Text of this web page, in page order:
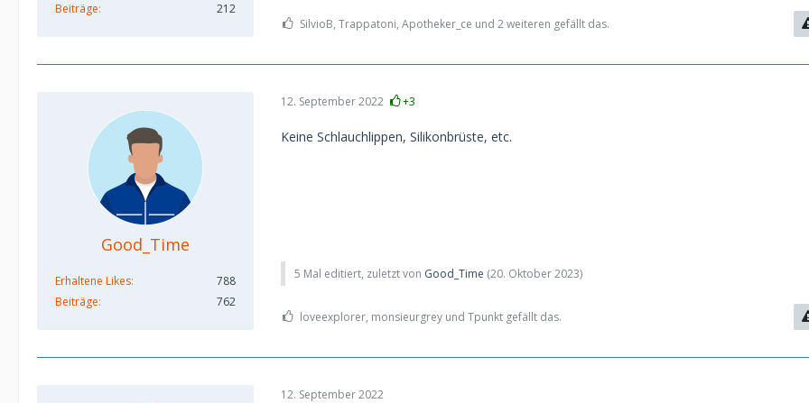
Beiträge
212
SilvioB, Trappatoni, Apotheker_ce und 2 weiteren gefällt das.
Good_Time
Erhaltene Likes
788
Beiträge
762
12. September 2022 +3
Keine Schlauchlippen, Silikonbrüste, etc.
5 Mal editiert, zuletzt von Good_Time (20. Oktober 2023)
loveexplorer, monsieurgrey und Tpunkt gefällt das.
12. September 2022